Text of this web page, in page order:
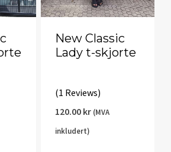
New Classic
Lady t-skjorte
(1 Reviews)
120.00 kr (MVA
inkludert)